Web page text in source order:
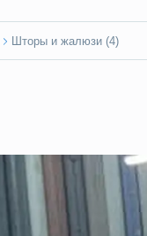
Шторы и жалюзи (4)